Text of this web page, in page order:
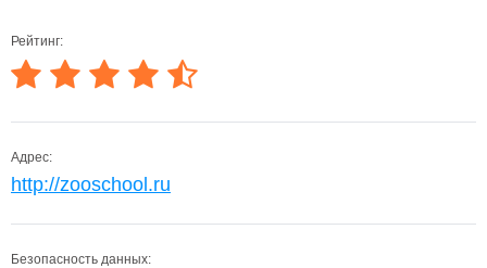
Рейтинг:
Адрес:
http://zooschool.ru
Безопасность данных: